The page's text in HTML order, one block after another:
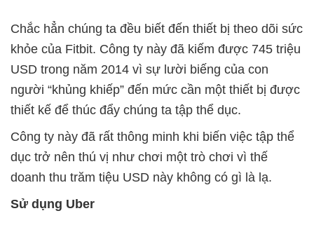
Chắc hẳn chúng ta đều biết đến thiết bị theo dõi sức
khỏe của Fitbit. Công ty này đã kiếm được 745 triệu
USD trong năm 2014 vì sự lười biếng của con
người “khủng khiếp” đến mức cần một thiết bị được
thiết kế để thúc đẩy chúng ta tập thể dục.
Công ty này đã rất thông minh khi biến việc tập thể
dục trở nên thú vị như chơi một trò chơi vì thế
doanh thu trăm tiệu USD này không có gì là lạ.
Sử dụng Uber